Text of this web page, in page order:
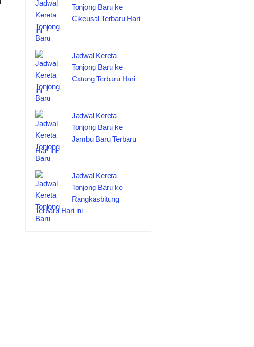
Tonjong Baru ke
Cikeusal Terbaru Hari
ini
Jadwal Kereta
Tonjong Baru ke
Catang Terbaru Hari
ini
Jadwal Kereta
Tonjong Baru ke
Jambu Baru Terbaru
Hari ini
Jadwal Kereta
Tonjong Baru ke
Rangkasbitung
Terbaru Hari ini